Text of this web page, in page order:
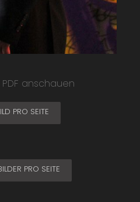
anschauen
PRO SEITE
PRO SEITE